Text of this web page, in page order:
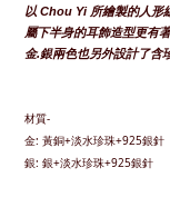
以Chou Yi所繪製的人形
屬下半身的耳飾造型更有
金.銀兩色也另外設計了含
材質-
金: 黃銅+淡水珍珠+925銀針
銀: 銀+淡水珍珠+925銀針